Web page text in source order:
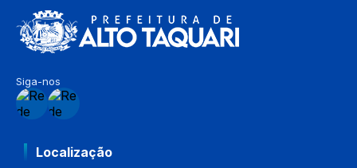
Siga-nos
Localização